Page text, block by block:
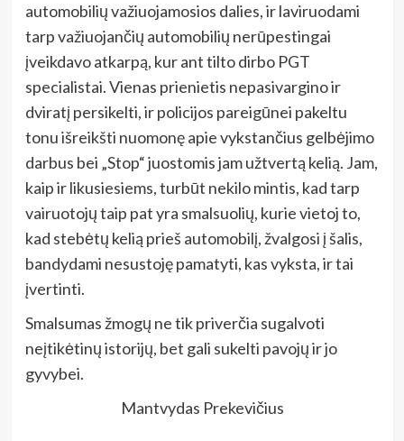
automobilių važiuojamosios dalies, ir laviruodami
tarp važiuojančių automobilių nerūpestingai
įveikdavo atkarpą, kur ant tilto dirbo PGT
specialistai. Vienas prienietis nepasivargino ir
dviratį persikelti, ir policijos pareigūnei pakeltu
tonu išreikšti nuomonę apie vykstančius gelbėjimo
darbus bei „Stop“ juostomis jam užtvertą kelią. Jam,
kaip ir likusiesiems, turbūt nekilo mintis, kad tarp
vairuotojų taip pat yra smalsuolių, kurie vietoj to,
kad stebėtų kelią prieš automobilį, žvalgosi į šalis,
bandydami nesustoję pamatyti, kas vyksta, ir tai
įvertinti.
Smalsumas žmogų ne tik priverčia sugalvoti
neįtikėtinų istorijų, bet gali sukelti pavojų ir jo
gyvybei.
Mantvydas Prekevičius